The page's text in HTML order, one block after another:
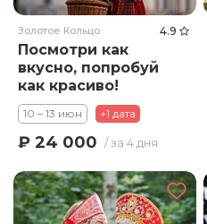
Золотое Кольцо 4.9
Посмотри как
вкусно, попробуй
как красиво!
10 – 13 июн +1 дата
₽ 24 000 / за 4 дня